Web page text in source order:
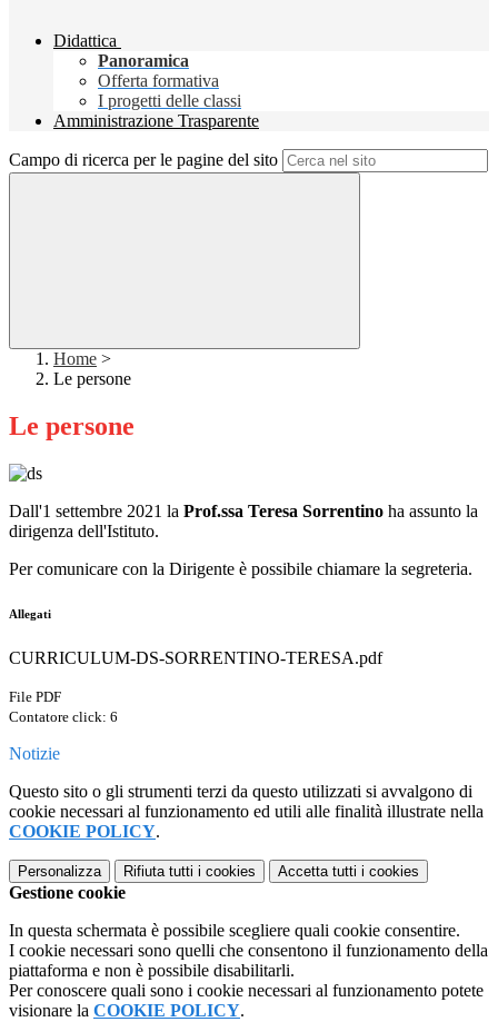
Didattica
Panoramica
Offerta formativa
I progetti delle classi
Amministrazione Trasparente
Campo di ricerca per le pagine del sito
Home >
Le persone
Le persone
Dall'1 settembre 2021 la Prof.ssa Teresa Sorrentino ha assunto la
dirigenza dell'Istituto.
Per comunicare con la Dirigente è possibile chiamare la segreteria.
Allegati
CURRICULUM-DS-SORRENTINO-TERESA.pdf
File PDF
Contatore click: 6
Notizie
Questo sito o gli strumenti terzi da questo utilizzati si avvalgono di
cookie necessari al funzionamento ed utili alle finalità illustrate nella
COOKIE POLICY.
Personalizza Rifiuta tutti i cookies Accetta tutti i cookies
Gestione cookie
In questa schermata è possibile scegliere quali cookie consentire.
I cookie necessari sono quelli che consentono il funzionamento della
piattaforma e non è possibile disabilitarli.
Per conoscere quali sono i cookie necessari al funzionamento potete
visionare la COOKIE POLICY.